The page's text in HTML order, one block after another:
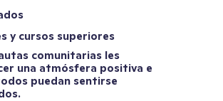
y cursos superiores
comunitarias les
una atmósfera positiva e
puedan sentirse